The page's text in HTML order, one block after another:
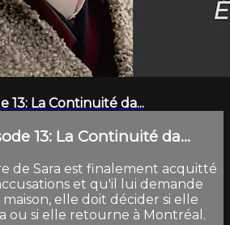
13: La Continuité da...
13: La Continuité da...
de Sara est finalement acquitté
et qu'il lui demande
elle doit décider si elle
ou si elle retourne à Montréal.